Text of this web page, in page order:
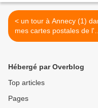
< un tour à Annecy (1) dans
mes cartes postales de
2022
Hébergé par Overblog
Top articles
Pages